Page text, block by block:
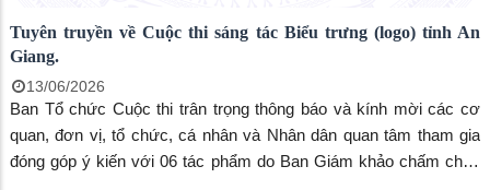
Tuyên truyền về Cuộc thi sáng tác Biểu trưng (logo) tỉnh An
Giang.
13/06/2026
Ban Tổ chức Cuộc thi trân trọng thông báo và kính mời các cơ
quan, đơn vị, tổ chức, cá nhân và Nhân dân quan tâm tham gia
đóng góp ý kiến với 06 tác phẩm do Ban Giám khảo chấm chọn